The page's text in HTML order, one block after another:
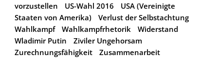
vorzustellen
US-Wahl 2016
USA (Vereinigte
Staaten von Amerika)
Verlust der Selbstachtung
Wahlkampf
Wahlkampfrhetorik
Widerstand
Wladimir Putin
Ziviler Ungehorsam
Zurechnungsfähigkeit
Zusammenarbeit